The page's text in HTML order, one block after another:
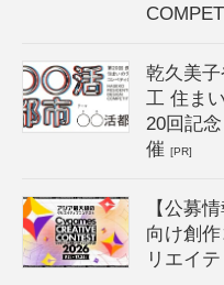
乾久美
工 住ま
20回記
催[PR]
【公募
向け創
リエイ